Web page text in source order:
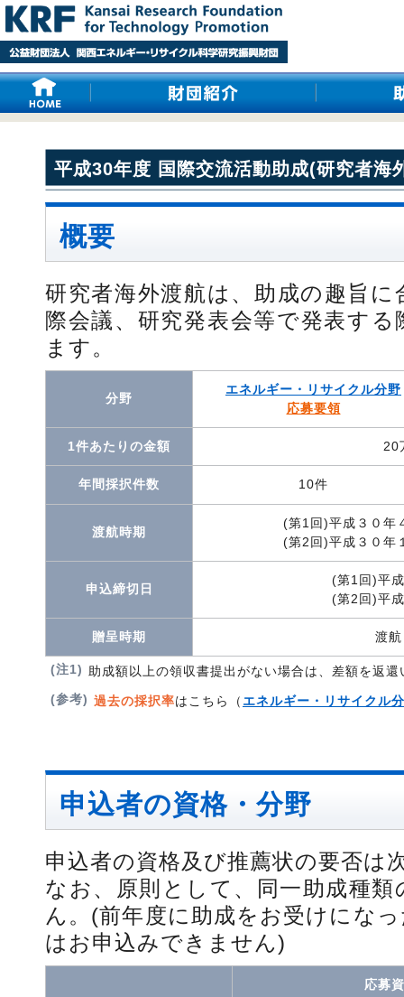
平成30年度 国際交流活動助成(研究者海
概要
研究者海外渡航は、助成の趣旨
際会議、研究発表会等で発表す
ます。
分野
エネルギー・リサイクル分野
応募要領
1件あたりの金額 20
年間採択件数 10件
渡航時期
(第1回)平成３０年
(第2回)平成３０年
申込締切日
(第1回)平
(第2回)平
贈呈時期 渡
(注1) 助成額以上の領収書提出がない場合は、差額を返
(参考) 過去の採択率はこちら（ エネルギー・リサイクル
申込者の資格・分野
申込者の資格及び推薦状の要否は
なお、原則として、同一助成種
ん。(前年度に助成をお受けにな
はお申込みできません)
応募